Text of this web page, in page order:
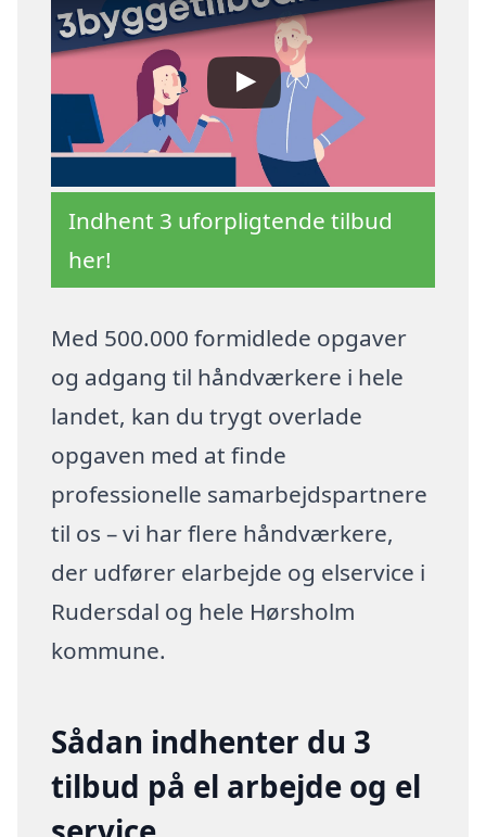
Indhent 3 uforpligtende tilbud
her!
Med 500.000 formidlede opgaver
og adgang til håndværkere i hele
landet, kan du trygt overlade
opgaven med at finde
professionelle samarbejdspartnere
til os – vi har flere håndværkere,
der udfører elarbejde og elservice i
Rudersdal og hele Hørsholm
kommune.
Sådan indhenter du 3
tilbud på el arbejde og el